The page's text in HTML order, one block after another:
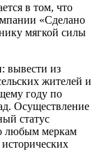
в том, что
«Сделано
мягкой силы
вывести из
жителей и
году по
Осуществление
статус
любым меркам